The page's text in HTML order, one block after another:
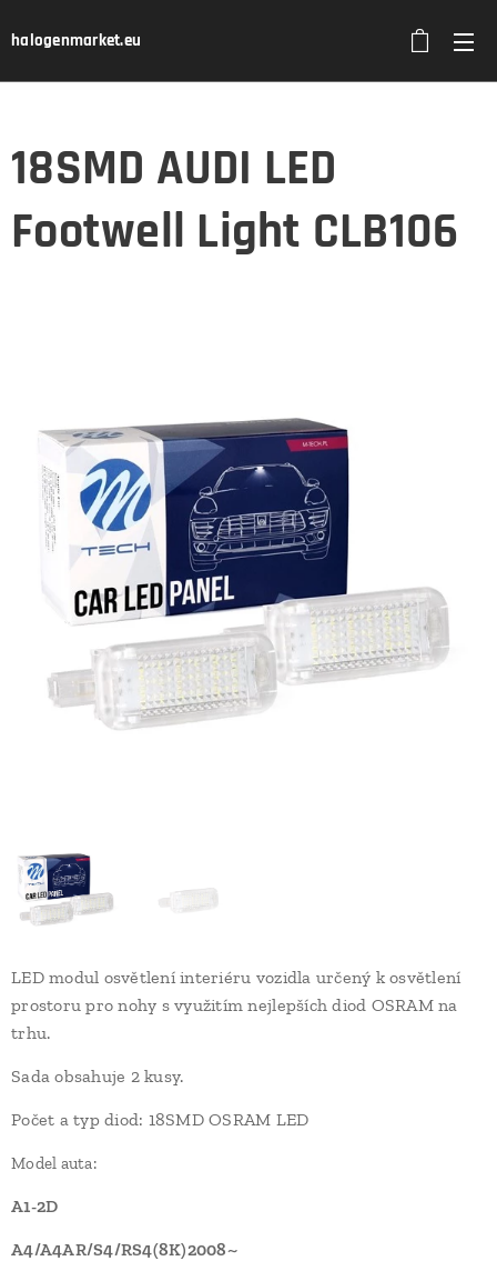
halogenmarket.eu
18SMD AUDI LED
Footwell Light CLB106
LED modul osvětlení interiéru vozidla určený k osvětlení
prostoru pro nohy s využitím nejlepších diod OSRAM na
trhu.
Sada obsahuje 2 kusy.
Počet a typ diod: 18SMD OSRAM LED
Model auta:
A1-2D
A4/A4AR/S4/RS4(8K)2008~